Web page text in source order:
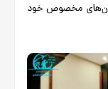
مخصوص خود